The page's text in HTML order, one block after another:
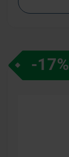
-17%